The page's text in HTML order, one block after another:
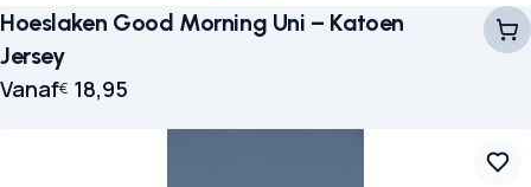
Hoeslaken Good Morning Uni – Katoen
Jersey
Vanaf€ 18,95